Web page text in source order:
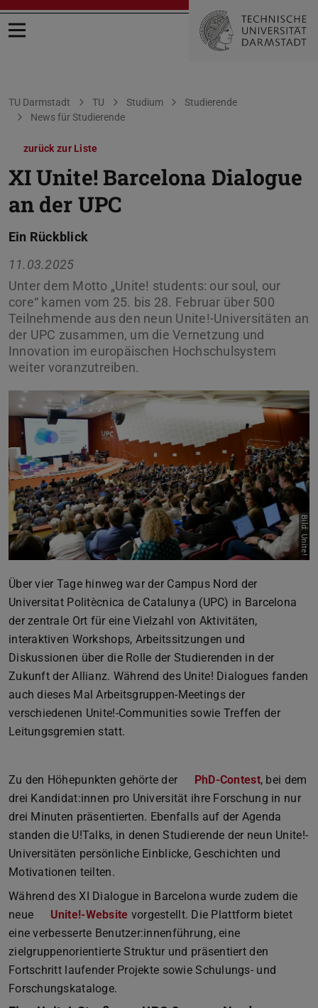
Menü öffnen
Sie befinden sich hier:
TU Darmstadt TU Studium
Studierende
News für Studierende
zurück zur Liste
XI Unite! Barcelona Dialogue
an der UPC
Ein Rückblick
11.03.2025
Unter dem Motto „Unite! students: our soul, our
core“ kamen vom 25. bis 28. Februar über 500
Teilnehmende aus den neun Unite!-Universitäten an
der UPC zusammen, um die Vernetzung und
Innovation im europäischen Hochschulsystem
weiter voranzutreiben.
Bild: Unite!
Über vier Tage hinweg war der Campus Nord der
Universitat Politècnica de Catalunya (UPC) in Barcelona
der zentrale Ort für eine Vielzahl von Aktivitäten,
interaktiven Workshops, Arbeitssitzungen und
Diskussionen über die Rolle der Studierenden in der
Zukunft der Allianz. Während des Unite! Dialogues fanden
auch dieses Mal Arbeitsgruppen-Meetings der
verschiedenen Unite!-Communities sowie Treffen der
Leitungsgremien statt.
Zu den Höhepunkten gehörte der PhD-Contest, bei dem
drei Kandidat:innen pro Universität ihre Forschung in nur
drei Minuten präsentierten. Ebenfalls auf der Agenda
standen die U!Talks, in denen Studierende der neun Unite!-
Universitäten persönliche Einblicke, Geschichten und
Motivationen teilten.
Während des XI Dialogue in Barcelona wurde zudem die
neue
Unite!-Website vorgestellt. Die Plattform bietet
eine verbesserte Benutzer:innenführung, eine
zielgruppenorientierte Struktur und präsentiert den
Fortschritt laufender Projekte sowie Schulungs- und
Forschungskataloge.